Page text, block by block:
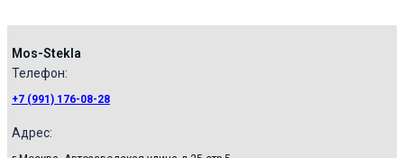
Mos-Stekla
Телефон:​
+7 (991) 176-08-28
Адрес: